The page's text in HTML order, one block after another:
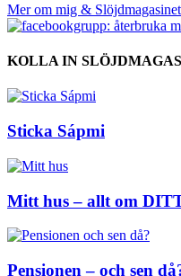
Mer om mig & Slöjdmagasinet
KOLLA IN
Sticka Sápmi
Mitt hus – allt om
Pensionen – och sen